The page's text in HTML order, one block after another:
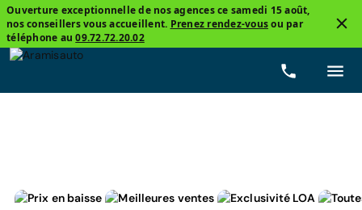
Ouverture exceptionnelle de nos agences ce samedi 15 août,
nos conseillers vous accueillent. Prenez rendez-vousou par
téléphone au09.72.72.20.02
Boîtes de vitesse